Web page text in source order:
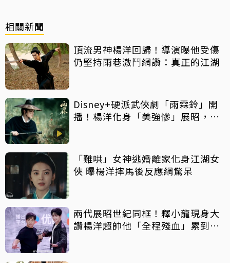
相關新聞
頂流男神楊洋回歸！導演曝他受傷
仍堅持雨巷激鬥網讚：真正的江湖
Disney+硬派武俠劇「雨霖鈴」開
播！楊洋化身「美強慘」展昭，3
「難哄」女神逃婚離家化身江湖女
俠 曝楊洋摔馬後反應網驚呆
兩代展昭世紀同框！釋小龍現身大
讚楊洋超帥他「全程殘血」累到